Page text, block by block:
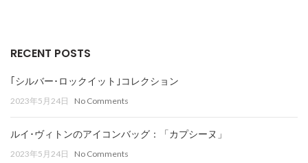
RECENT POSTS
｢シルバー･ロックイット｣コレクション
2023年5月24日 No Comments
ルイ･ヴィトンのアイコンバッグ：「カプシーヌ」
2023年5月24日 No Comments